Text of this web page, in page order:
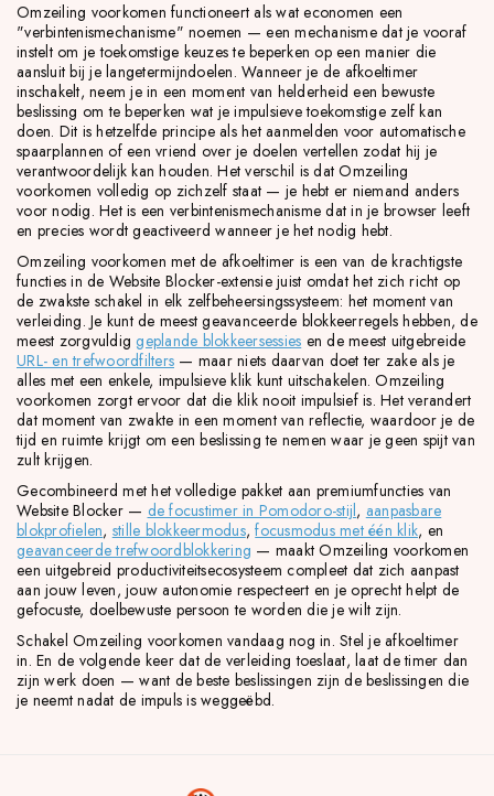
Omzeiling voorkomen functioneert als wat economen een
"verbintenismechanisme" noemen — een mechanisme dat je vooraf
instelt om je toekomstige keuzes te beperken op een manier die
aansluit bij je langetermijndoelen. Wanneer je de afkoeltimer
inschakelt, neem je in een moment van helderheid een bewuste
beslissing om te beperken wat je impulsieve toekomstige zelf kan
doen. Dit is hetzelfde principe als het aanmelden voor automatische
spaarplannen of een vriend over je doelen vertellen zodat hij je
verantwoordelijk kan houden. Het verschil is dat Omzeiling
voorkomen volledig op zichzelf staat — je hebt er niemand anders
voor nodig. Het is een verbintenismechanisme dat in je browser leeft
en precies wordt geactiveerd wanneer je het nodig hebt.
Omzeiling voorkomen met de afkoeltimer is een van de krachtigste
functies in de Website Blocker-extensie juist omdat het zich richt op
de zwakste schakel in elk zelfbeheersingssysteem: het moment van
verleiding. Je kunt de meest geavanceerde blokkeerregels hebben, de
meest zorgvuldiggeplande blokkeersessies en de meest uitgebreide
URL- en trefwoordfilters — maar niets daarvan doet ter zake als je
alles met een enkele, impulsieve klik kunt uitschakelen. Omzeiling
voorkomen zorgt ervoor dat die klik nooit impulsief is. Het verandert
dat moment van zwakte in een moment van reflectie, waardoor je de
tijd en ruimte krijgt om een beslissing te nemen waar je geen spijt van
zult krijgen.
Gecombineerd met het volledige pakket aan premiumfuncties van
Website Blocker — de focustimer in Pomodoro-stijl, aanpasbare
blokprofielen, stille blokkeermodus,focusmodus met één klik, en
geavanceerde trefwoordblokkering — maakt Omzeiling voorkomen
een uitgebreid productiviteitsecosysteem compleet dat zich aanpast
aan jouw leven, jouw autonomie respecteert en je oprecht helpt de
gefocuste, doelbewuste persoon te worden die je wilt zijn.
Schakel Omzeiling voorkomen vandaag nog in. Stel je afkoeltimer
in. En de volgende keer dat de verleiding toeslaat, laat de timer dan
zijn werk doen — want de beste beslissingen zijn de beslissingen die
je neemt nadat de impuls is weggeëbd.